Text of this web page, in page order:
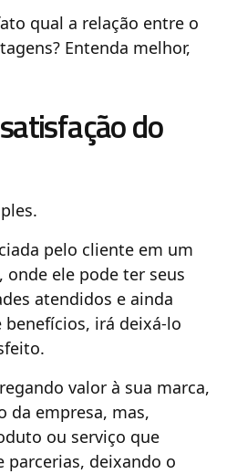
qual a relação entre o
Entenda melhor,
do
pelo cliente em um
onde ele pode ter seus
atendidos e ainda
irá deixá-lo
valor à sua marca,
da empresa, mas,
ou serviço que
parcerias, deixando o